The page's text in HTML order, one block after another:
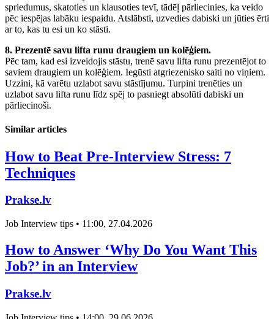
spriedumus, skatoties un klausoties tevī, tādēļ pārliecinies, ka veido
pēc iespējas labāku iespaidu. Atslābsti, uzvedies dabiski un jūties ērti
ar to, kas tu esi un ko stāsti.
8. Prezentē savu lifta runu draugiem un kolēģiem.
Pēc tam, kad esi izveidojis stāstu, trenē savu lifta runu prezentējot to
saviem draugiem un kolēģiem. Iegūsti atgriezenisko saiti no viņiem.
Uzzini, kā varētu uzlabot savu stāstījumu. Turpini trenēties un
uzlabot savu lifta runu līdz spēj to pasniegt absolūti dabiski un
pārliecinoši.
Similar articles
How to Beat Pre-Interview Stress: 7
Techniques
Prakse.lv
Job Interview tips • 11:00, 27.04.2026
How to Answer ‘Why Do You Want This
Job?’ in an Interview
Prakse.lv